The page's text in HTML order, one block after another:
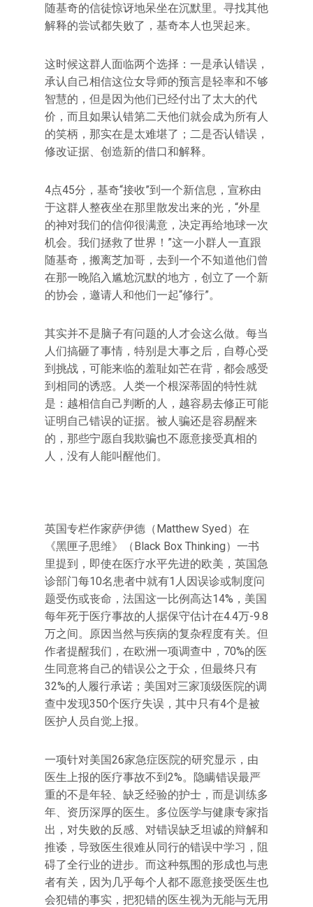
随基奇的信徒惊讶地呆坐在沉默里。寻找其他
解释的尝试都失败了，基奇本人也哭起来。
这时候这群人面临两个选择：一是承认错误，
承认自己相信这位女导师的预言是轻率和不够
智慧的，但是因为他们已经付出了太大的代
价，而且如果认错第二天他们就会成为所有人
的笑柄，那实在是太难堪了；二是否认错误，
修改证据、创造新的借口和解释。
4点45分，基奇“接收”到一个新信息，宣称由
于这群人整夜坐在那里散发出来的光，“外星
的神对我们的信仰很满意，决定再给地球一次
机会。我们拯救了世界！”这一小群人一直跟
随基奇，搬离芝加哥，去到一个不知道他们曾
在那一晚陷入尴尬沉默的地方，创立了一个新
的协会，邀请人和他们一起“修行”。
其实并不是脑子有问题的人才会这么做。每当
人们搞砸了事情，特别是大事之后，自尊心受
到挑战，可能来临的羞耻如芒在背，都会感受
到相同的诱惑。人类一个根深蒂固的特性就
是：越相信自己判断的人，越容易去修正可能
证明自己错误的证据。被人骗还是容易醒来
的，那些宁愿自我欺骗也不愿意接受真相的
人，没有人能叫醒他们。
英国专栏作家萨伊德（Matthew Syed）在
《黑匣子思维》（Black Box Thinking）一书
里提到，即使在医疗水平先进的欧美，英国急
诊部门每10名患者中就有1人因误诊或制度问
题受伤或丧命，法国这一比例高达14%，美国
每年死于医疗事故的人据保守估计在4.4万-9.8
万之间。原因当然与疾病的复杂程度有关。但
作者提醒我们，在欧洲一项调查中，70%的医
生同意将自己的错误公之于众，但最终只有
32%的人履行承诺；美国对三家顶级医院的调
查中发现350个医疗失误，其中只有4个是被
医护人员自觉上报。
一项针对美国26家急症医院的研究显示，由
医生上报的医疗事故不到2%。隐瞒错误最严
重的不是年轻、缺乏经验的护士，而是训练多
年、资历深厚的医生。多位医学与健康专家指
出，对失败的反感、对错误缺乏坦诚的辩解和
推诿，导致医生很难从同行的错误中学习，阻
碍了全行业的进步。而这种氛围的形成也与患
者有关，因为几乎每个人都不愿意接受医生也
会犯错的事实，把犯错的医生视为无能与无用